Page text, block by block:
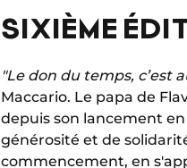
SIXIÈME
"Le don du temps, c’est
Maccario. Le papa de
depuis son lancement
générosité et de
commencement, en